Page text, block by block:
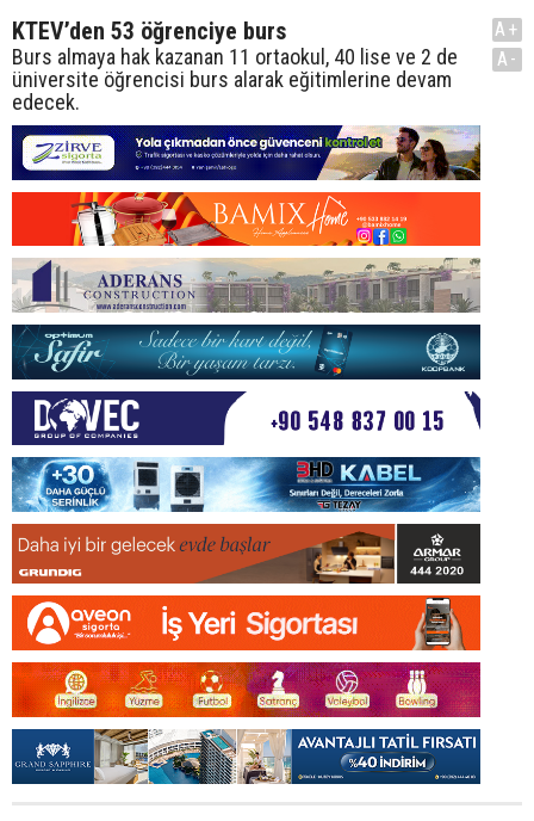
KTEV’den 53 öğrenciye burs
Burs almaya hak kazanan 11 ortaokul, 40 lise ve 2 de
üniversite öğrencisi burs alarak eğitimlerine devam
edecek.
A+
A-